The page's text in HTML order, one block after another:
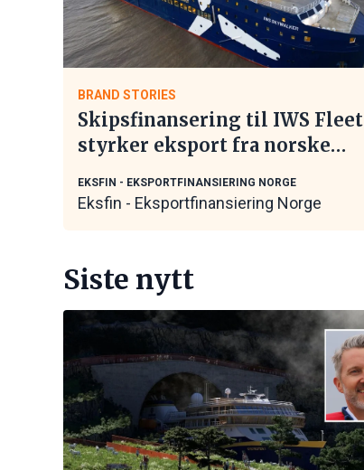
BRAND STORIES
Skipsfinansering til IWS Fleet
styrker eksport fra norske
EKSFIN - EKSPORTFINANSIERING NORGE
Eksfin - Eksportfinansiering Norge
Siste nytt